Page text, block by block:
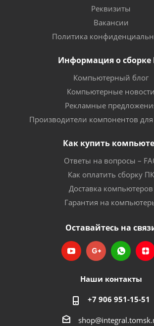
Реквизиты
Вакансии
Политика
Информация о сборке
Компьютерный блог
Компьютерные новости
Рекламные
Производители компонентов
Как купить
Ответы на вопросы –
Как оплатить сборку ПК
Доставка компьютеров
Гарантия на
Оставайтесь на
Наши контакты
+7 906 951-15-51